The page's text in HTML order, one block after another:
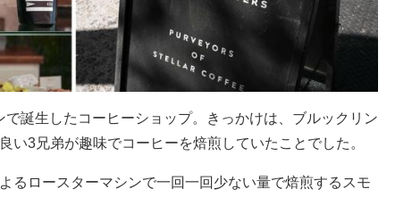
誕生したコーヒーショップ。きっかけは、ブルックリン
い3兄弟が趣味でコーヒーを焙煎していたことでした。
るロースターマシンで一回一回少ない量で焙煎するスモ